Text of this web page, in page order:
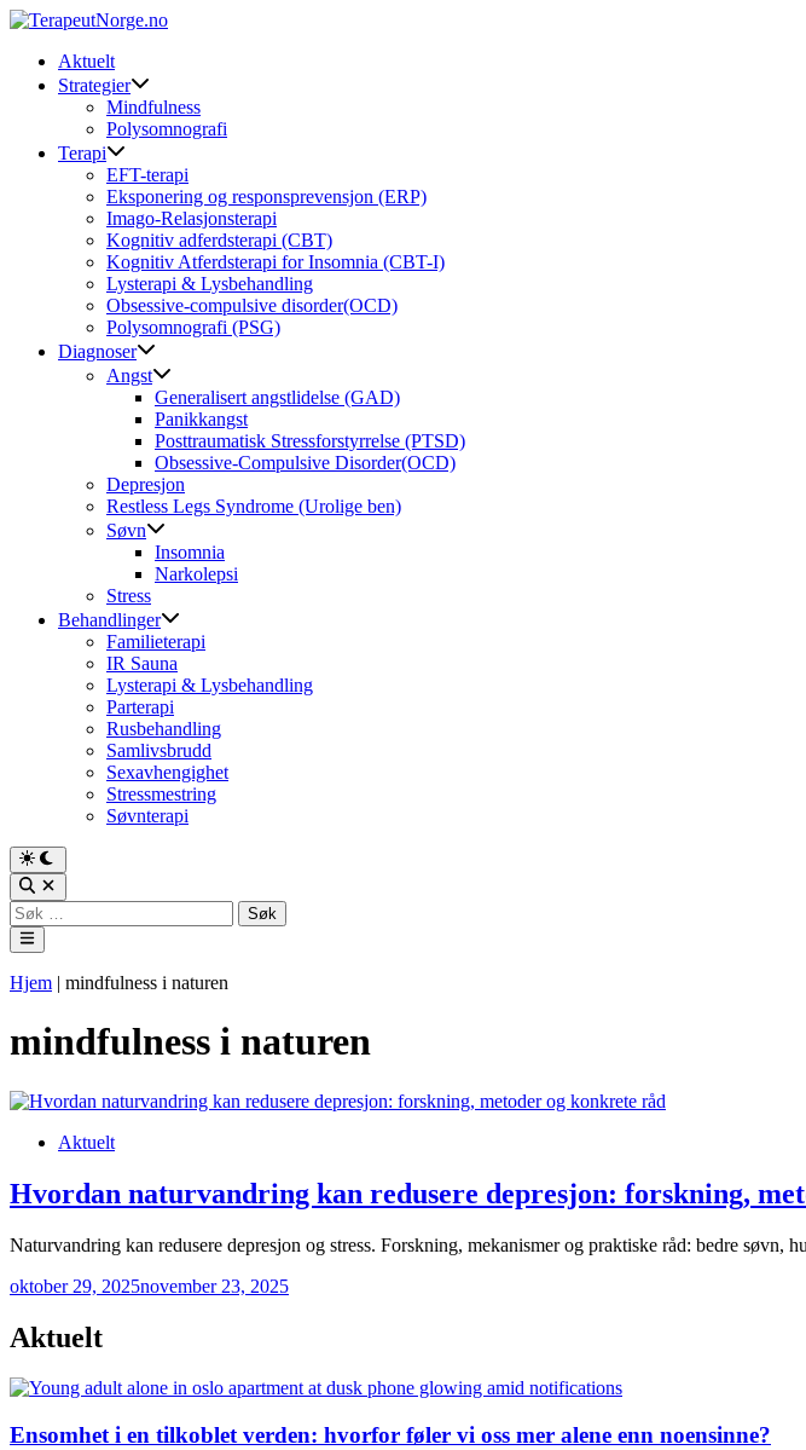
Skip
contentAktuelt
Strategier
Mindfulness
Polysomnografi
Terapi
EFT-terapi
Eksponering og responsprevensjon (ERP)
Imago-Relasjonsterapi
Kognitiv adferdsterapi (CBT)
Kognitiv Atferdsterapi for Insomnia (CBT-I)
Lysterapi & Lysbehandling
Obsessive-compulsive disorder(OCD)
Polysomnografi (PSG)
Diagnoser
Angst
Generalisert angstlidelse (GAD)
Panikkangst
Posttraumatisk Stressforstyrrelse (PTSD)
Obsessive-Compulsive Disorder(OCD)
Depresjon
Restless Legs Syndrome (Urolige ben)
Søvn
Insomnia
Narkolepsi
Stress
Behandlinger
Familieterapi
IR Sauna
Lysterapi & Lysbehandling
Parterapi
Rusbehandling
Samlivsbrudd
Sexavhengighet
Stressmestring
Søvnterapi
Switch
to
dark
mode
Open
Search
Søk
etter:
Main
Menu
Hjem | mindfulness i naturen
mindfulness i naturen
Posted Aktuelt
Hvordan naturvandring kan redusere depresjon: forskning,
Naturvandring kan redusere depresjon og stress. Forskning, mekanismer og praktiske råd: bedre søvn,
oktober 29, 2025november 23, 2025
Aktuelt
Ensomhet i en tilkoblet verden: hvorfor føler vi oss mer alene enn noensinne?